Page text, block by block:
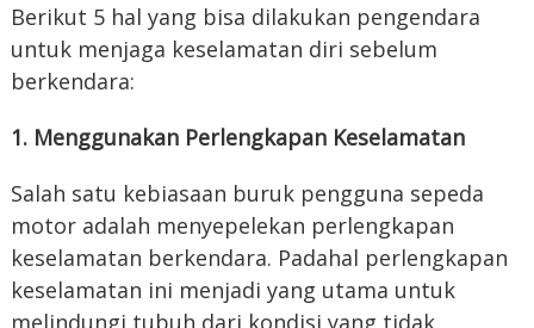
Berikut 5 hal yang bisa dilakukan pengendara
untuk menjaga keselamatan diri sebelum
berkendara:
1. Menggunakan Perlengkapan Keselamatan
Salah satu kebiasaan buruk pengguna sepeda
motor adalah menyepelekan perlengkapan
keselamatan berkendara. Padahal perlengkapan
keselamatan ini menjadi yang utama untuk
melindungi tubuh dari kondisi yang tidak